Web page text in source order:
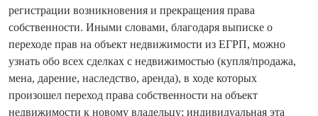
регистрации возникновения и прекращения права
собственности. Иными словами, благодаря выписке о
переходе прав на объект недвижимости из ЕГРП, можно
узнать обо всех сделках с недвижимостью (купля/продажа,
мена, дарение, наследство, аренда), в ходе которых
произошел переход права собственности на объект
недвижимости к новому владельцу; индивидуальная эта